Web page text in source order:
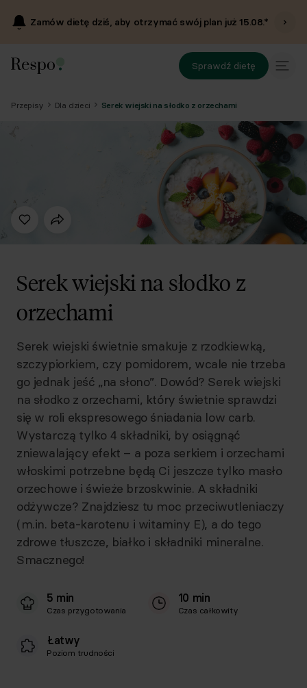
Zamów dietę dziś, aby otrzymać swój plan już15.08.*
Sprawdź dietę
Przepisy Dla dzieci Serek wiejski na słodko z orzechami
Serek wiejski na słodko z
orzechami
Serek wiejski świetnie smakuje z rzodkiewką,
szczypiorkiem, czy pomidorem, wcale nie trzeba
go jednak jeść „na słono”. Dowód? Serek wiejski
na słodko z orzechami, który świetnie sprawdzi
się w roli ekspresowego śniadania low carb.
Wystarczą tylko 4 składniki, by osiągnąć
zniewalający efekt – a poza serkiem i orzechami
włoskimi potrzebne będą Ci jeszcze tylko masło
orzechowe i świeże brzoskwinie. A składniki
odżywcze? Znajdziesz tu moc przeciwutleniaczy
(m.in. beta-karotenu i witaminy E), a do tego
zdrowe tłuszcze, białko i składniki mineralne.
Smacznego!
5 min
Czas przygotowania
10 min
Czas całkowity
Łatwy
Poziom trudności